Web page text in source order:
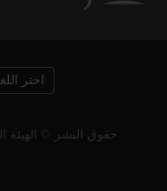
حقوق النشر © الهيئة